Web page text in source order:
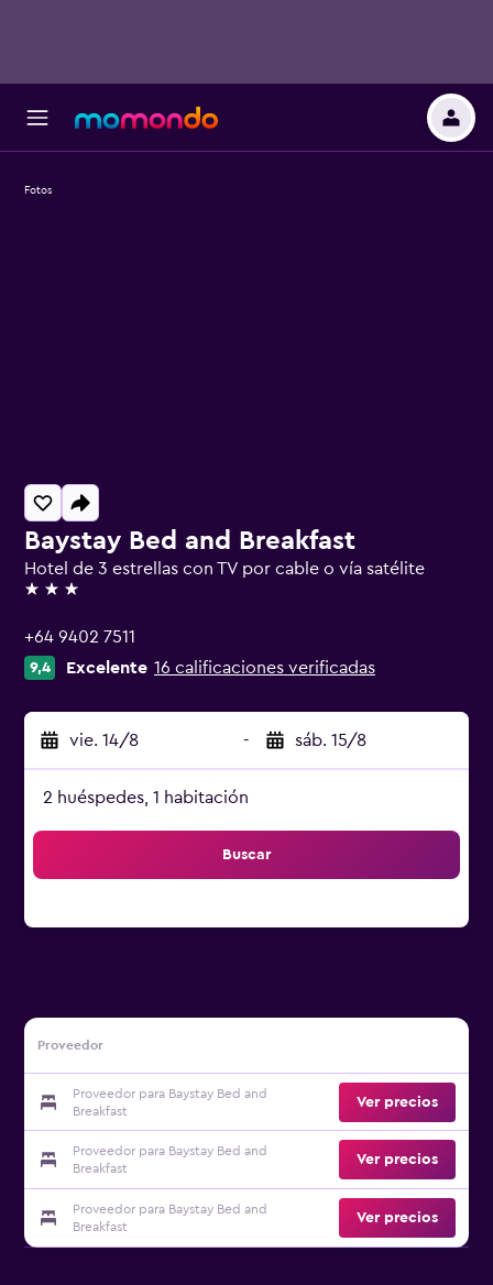
Baystay Bed and Breakfast
Hotel de 3 estrellas con TV por cable o vía satélite
3 estrellas
+64 9402 7511
9,4 Excelente 16 calificaciones verificadas
vie. 14/8 - sáb. 15/8
2 huéspedes, 1 habitación
Buscar
Proveedor
Proveedor para Baystay Bed and
Breakfast
Ver precios
Proveedor para Baystay Bed and
Breakfast
Ver precios
Proveedor para Baystay Bed and
Breakfast
Ver precios
Fotos